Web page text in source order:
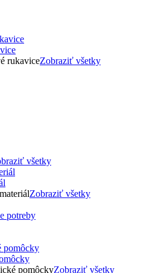
rukaviceZobraziť všetky
všetky
Zobraziť všetky
potreby
pomôckyZobraziť všetky